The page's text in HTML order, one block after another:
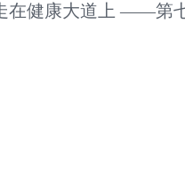
在健康大道上 ——第